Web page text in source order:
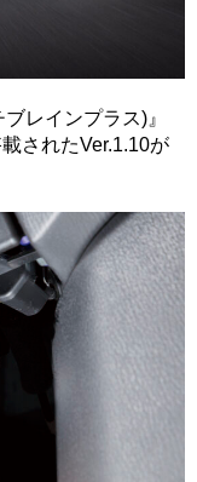
レインプラス)』
されたVer.1.10が